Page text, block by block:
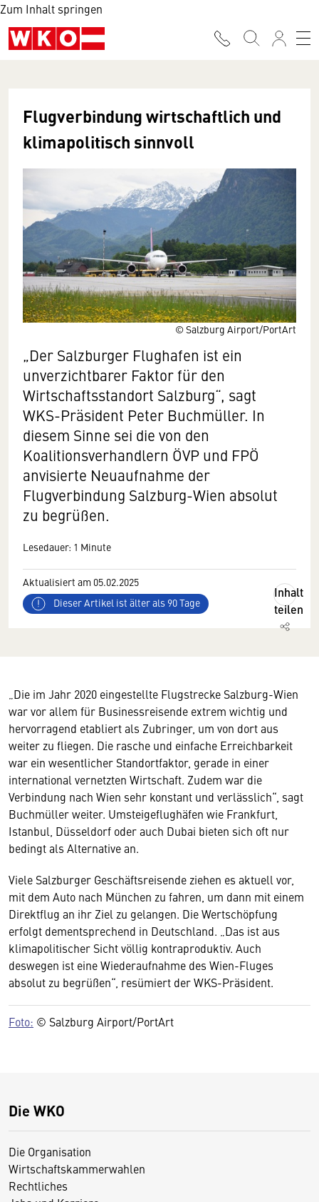
Zum Inhalt springen
© Salzburg Airport/PortArt
Flugverbindung wirtschaftlich und
klimapolitisch sinnvoll
„Der Salzburger Flughafen ist ein
unverzichtbarer Faktor für den
Wirtschaftsstandort Salzburg“, sagt
WKS-Präsident Peter Buchmüller. In
diesem Sinne sei die von den
Koalitionsverhandlern ÖVP und FPÖ
anvisierte Neuaufnahme der
Flugverbindung Salzburg-Wien absolut
zu begrüßen.
Lesedauer: 1 Minute
Aktualisiert am 05.02.2025
Dieser Artikel ist älter als 90 Tage
Inhalt
teilen
„Die im Jahr 2020 eingestellte Flugstrecke Salzburg-Wien
war vor allem für Businessreisende extrem wichtig und
hervorragend etabliert als Zubringer, um von dort aus
weiter zu fliegen. Die rasche und einfache Erreichbarkeit
war ein wesentlicher Standortfaktor, gerade in einer
international vernetzten Wirtschaft. Zudem war die
Verbindung nach Wien sehr konstant und verlässlich“, sagt
Buchmüller weiter. Umsteigeflughäfen wie Frankfurt,
Istanbul, Düsseldorf oder auch Dubai bieten sich oft nur
bedingt als Alternative an.
Viele Salzburger Geschäftsreisende ziehen es aktuell vor,
mit dem Auto nach München zu fahren, um dann mit einem
Direktflug an ihr Ziel zu gelangen. Die Wertschöpfung
erfolgt dementsprechend in Deutschland. „Das ist aus
klimapolitischer Sicht völlig kontraproduktiv. Auch
deswegen ist eine Wiederaufnahme des Wien-Fluges
absolut zu begrüßen“, resümiert der WKS-Präsident.
Foto: © Salzburg Airport/PortArt
Die WKO
Die Organisation
Wirtschaftskammerwahlen
Rechtliches